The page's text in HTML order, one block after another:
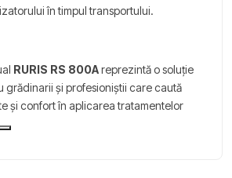
în timpul transportului.
RURIS RS 800Areprezintă o soluție
grădinarii și profesioniștii care caută
și confort în aplicarea tratamentelor